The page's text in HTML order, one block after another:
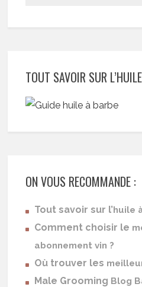
TOUT SAVOIR SUR
ON VOUS RECOMMANDE :
Tout savoir sur l’huile
Comment choisir le
abonnement vin ?
Où trouver les
Male Grooming Blog